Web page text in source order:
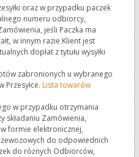
oraz w przypadku paczek
numeru odbiorcy,
jeśli Paczka ma
w innym razie Klient jest
dopłat z tytułu wysyłki
zabronionych u wybranego
Przesyłce. Lista towarów
w przypadku otrzymania
składaniu Zamówienia,
formie elektronicznej,
do odpowiednich
do różnych Odbiorców,